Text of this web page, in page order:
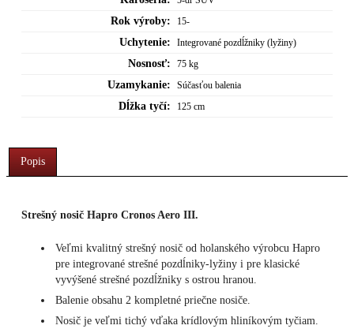
Rok výroby: 15-
Uchytenie: Integrované pozdĺžniky (lyžiny)
Nosnosť: 75 kg
Uzamykanie: Súčasťou balenia
Dĺžka tyčí: 125 cm
Popis
Strešný nosič Hapro Cronos Aero III.
Veľmi kvalitný strešný nosič od holanského výrobcu Hapro
pre integrované strešné pozdĺniky-lyžiny i pre klasické
vyvýšené strešné pozdĺžniky s ostrou hranou.
Balenie obsahu 2 kompletné priečne nosiče.
Nosič je veľmi tichý vďaka krídlovým hliníkovým tyčiam.